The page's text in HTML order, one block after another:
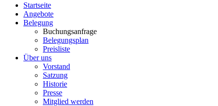
Startseite
Angebote
Belegung
Buchungsanfrage
Belegungsplan
Preisliste
Über uns
Vorstand
Satzung
Historie
Presse
Mitglied werden